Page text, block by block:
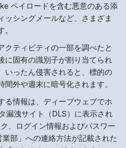
ペイロードを含む悪意のある添
ッシングメールなど、さまざま
クティビティの一部を調べたと
に固有の識別子が割り当てられ
いったん侵害されると、標的の
外や週末に暗号化されます。
る情報は、ディープウェブでホ
漏洩サイト（DLS）に表示され
、ログイン情報およびパスワー
部」への連絡方法が記載された